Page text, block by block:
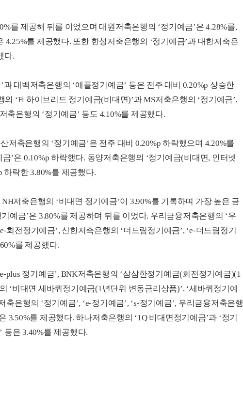
를 제공해 뒤를 이었으며 대원저축은행의 ‘정기예금’은 4.28%를,
4.25%를 제공했다. 또한 한성저축은행의 ‘정기예금’과 대한저축은
다.
대백저축은행의 ‘애플정기예금’ 등은 전주 대비 0.20%p 상승한
‘Fi 하이브리드 정기예금(비대면)’과 MS저축은행의 ‘정기예금’,
축은행의 ‘정기예금’ 등도 4.10%를 제공했다.
저축은행의 ‘정기예금’은 전주 대비 0.20%p 하락했으며 4.20%를
’은 0.10%p 하락했다. 동양저축은행의 ‘정기예금(비대면, 인터넷
하락한 3.80%를 제공했다.
저축은행의 ‘비대면 정기예금’이 3.90%를 기록하며 가장 높은 금
예금’은 3.80%를 제공하며 뒤를 이었다. 우리금융저축은행의 ‘우
회전정기예금’, 신한저축은행의 ‘더드림정기예금’, ‘e-더드림정기
를 제공했다.
plus 정기예금’, BNK저축은행의 ‘삼삼한정기예금(회전정기예금)(1
‘비대면 세바퀴정기예금(1년단위 변동금리상품)’, ‘세바퀴정기예
은행의 ‘정기예금’, ‘e-정기예금’, ‘s-정기예금’, 우리금융저축은행
3.50%를 제공했다. 하나저축은행의 ‘1Q 비대면정기예금’과 ‘정기
등은 3.40%를 제공했다.